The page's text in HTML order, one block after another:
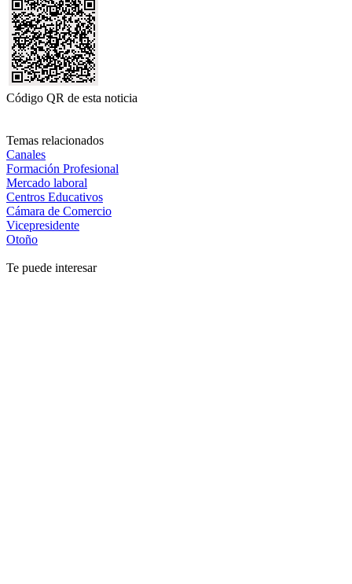
Código QR de esta noticia
Temas relacionados
Canales
Formación Profesional
Mercado laboral
Centros Educativos
Cámara de Comercio
Vicepresidente
Otoño
Te puede interesar